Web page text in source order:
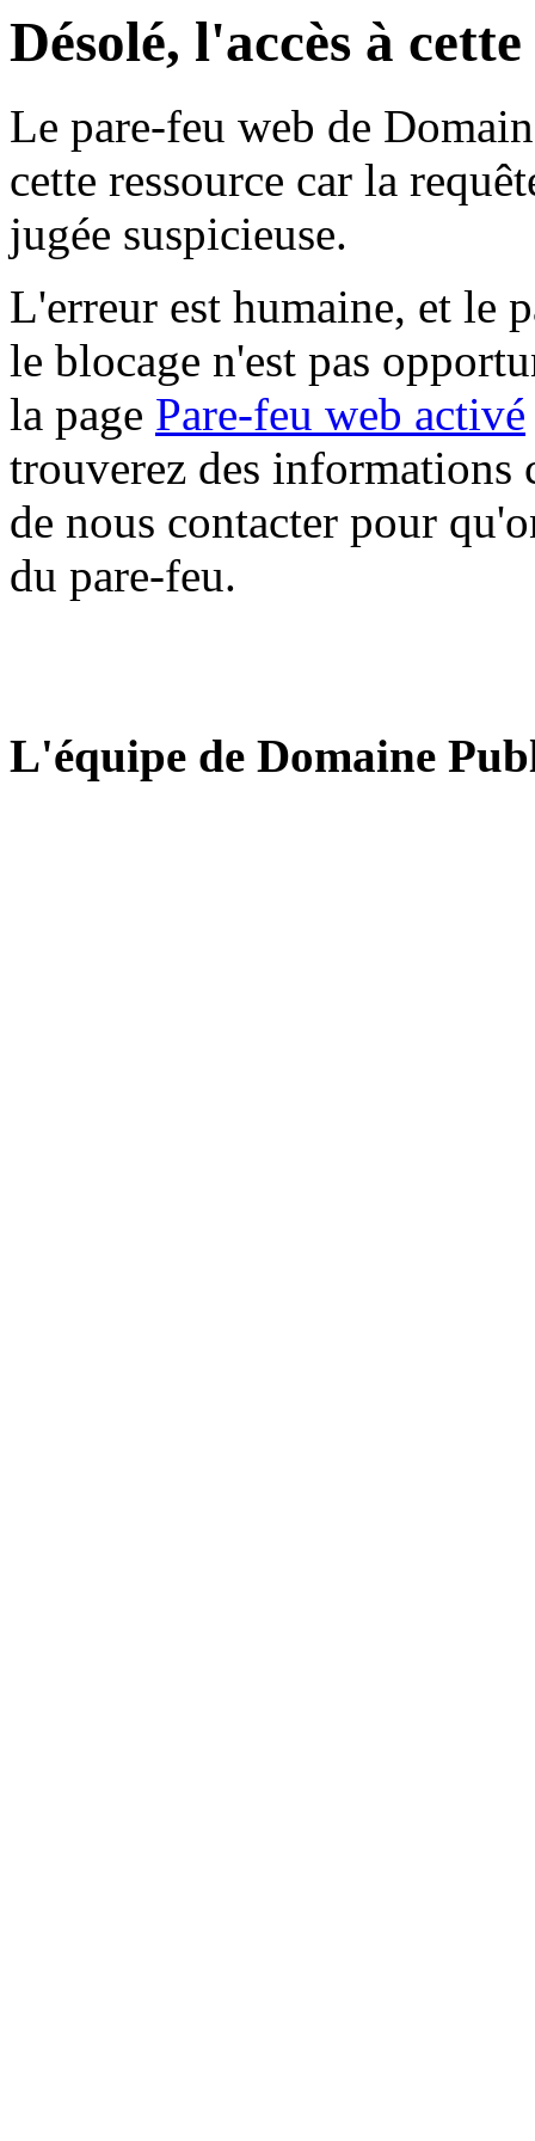
Désolé, l'accès à
Le pare-feu web de
cette ressource car la
jugée suspicieuse.
L'erreur est humaine, et le
le blocage n'est pas
la page Pare-feu web activé
trouverez des informations
de nous contacter pour
du pare-feu.
L'équipe de Domaine